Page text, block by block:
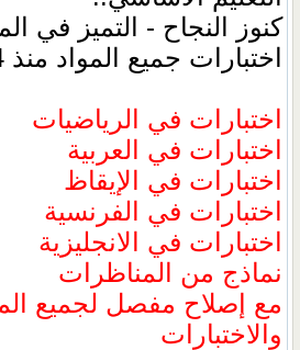
كنوز النجاح - التميز في
اختبارات جميع المواد منذ 2014.
اختبارات في الرياضيات
اختبارات في العربية
اختبارات في الإيقاظ
اختبارات في الفرنسية
اختبارات في الانجليزية
نماذج من المناظرات
مع إصلاح مفصل لجميع
والاختبارات